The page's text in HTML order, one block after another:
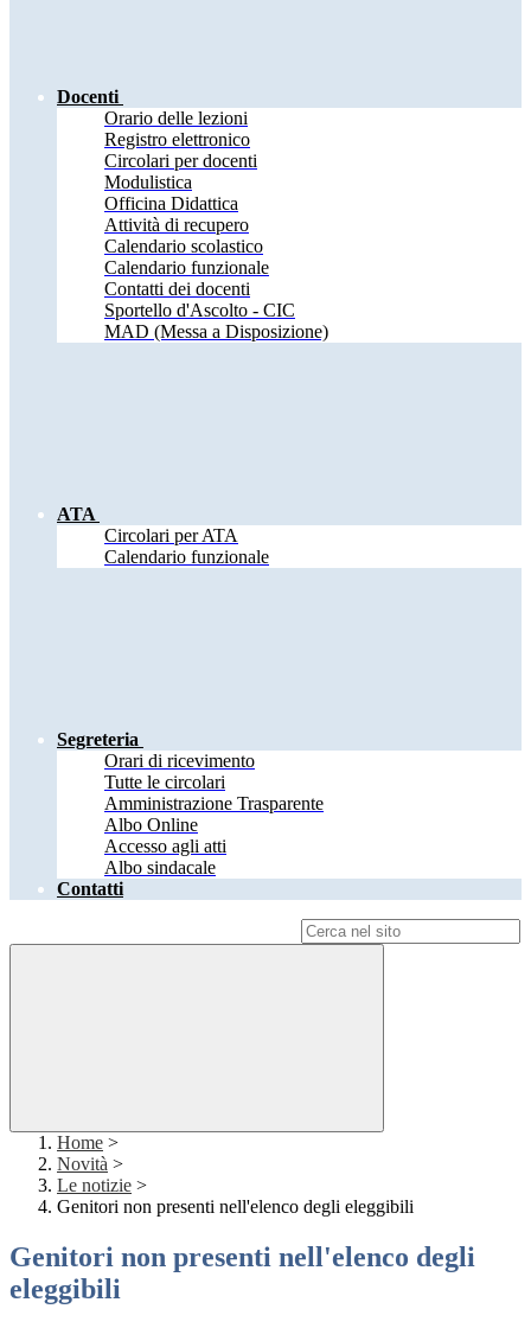
Docenti
Orario delle lezioni
Registro elettronico
Circolari per docenti
Modulistica
Officina Didattica
Attività di recupero
Calendario scolastico
Calendario funzionale
Contatti dei docenti
Sportello d'Ascolto - CIC
MAD (Messa a Disposizione)
ATA
Circolari per ATA
Calendario funzionale
Segreteria
Orari di ricevimento
Tutte le circolari
Amministrazione Trasparente
Albo Online
Accesso agli atti
Albo sindacale
Contatti
Home >
Novità >
Le notizie >
Genitori non presenti nell'elenco degli eleggibili
Genitori non presenti nell'elenco degli
eleggibili